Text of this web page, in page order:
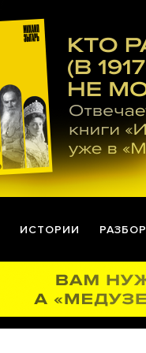
ИСТОРИИ РАЗБОР